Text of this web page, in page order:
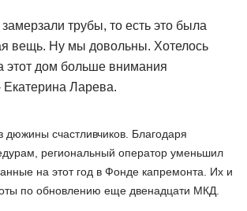
трубы, то есть это была
вещь. Ну мы довольны. Хотелось
этот дом больше внимания
Екатерина Ларева.
дюжины счастливчиков. Благодаря
региональный оператор уменьшил
на этот год в Фонде капремонта. Их и
по обновлению еще двенадцати МКД.